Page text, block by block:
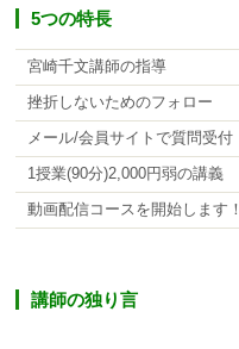
5つの特長
宮崎千文講師の指導
挫折しないためのフォロー
メール/会員サイトで質問受付
1授業(90分)2,000円弱の講義
動画配信コースを開始します！
講師の独り言